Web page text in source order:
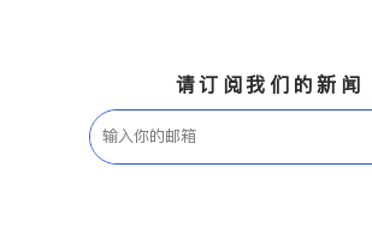
请订阅我们的新闻